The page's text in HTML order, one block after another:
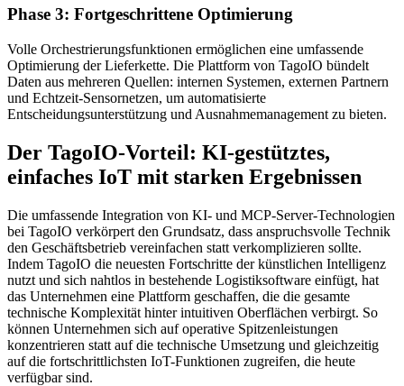
Phase 3: Fortgeschrittene Optimierung
Volle Orchestrierungsfunktionen ermöglichen eine umfassende
Optimierung der Lieferkette. Die Plattform von TagoIO bündelt
Daten aus mehreren Quellen: internen Systemen, externen Partnern
und Echtzeit-Sensornetzen, um automatisierte
Entscheidungsunterstützung und Ausnahmemanagement zu bieten.
Der TagoIO-Vorteil: KI-gestütztes,
einfaches IoT mit starken Ergebnissen
Die umfassende Integration von KI- und MCP-Server-Technologien
bei TagoIO verkörpert den Grundsatz, dass anspruchsvolle Technik
den Geschäftsbetrieb vereinfachen statt verkomplizieren sollte.
Indem TagoIO die neuesten Fortschritte der künstlichen Intelligenz
nutzt und sich nahtlos in bestehende Logistiksoftware einfügt, hat
das Unternehmen eine Plattform geschaffen, die die gesamte
technische Komplexität hinter intuitiven Oberflächen verbirgt. So
können Unternehmen sich auf operative Spitzenleistungen
konzentrieren statt auf die technische Umsetzung und gleichzeitig
auf die fortschrittlichsten IoT-Funktionen zugreifen, die heute
verfügbar sind.